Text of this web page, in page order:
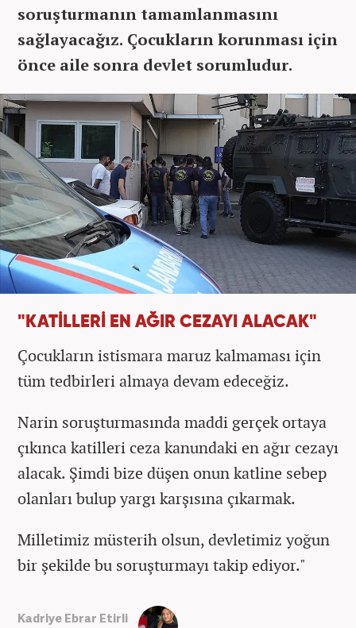
soruşturmanın tamamlanmasını
sağlayacağız. Çocukların korunması için
önce aile sonra devlet sorumludur.
"KATİLLERİ EN AĞIR CEZAYI ALACAK"
Çocukların istismara maruz kalmaması için
tüm tedbirleri almaya devam edeceğiz.
Narin soruşturmasında maddi gerçek ortaya
çıkınca katilleri ceza kanundaki en ağır cezayı
alacak. Şimdi bize düşen onun katline sebep
olanları bulup yargı karşısına çıkarmak.
Milletimiz müsterih olsun, devletimiz yoğun
bir şekilde bu soruşturmayı takip ediyor."
Kadriye Ebrar Etirli